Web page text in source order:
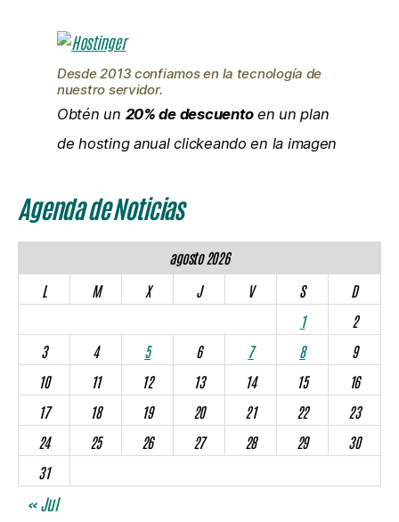
Desde 2013 confiamos en la tecnología de
nuestro servidor.
Obtén un 20% de descuentoen un plan
de hosting anual clickeando en la imagen
Agenda de Noticias
agosto 2026
L
M X J V S
D
1
2
3
4 5 6 7 8
9
10
11 12 13 14 15
16
17
18 19 20 21 22
23
24
25 26 27 28 29
30
31
« Jul